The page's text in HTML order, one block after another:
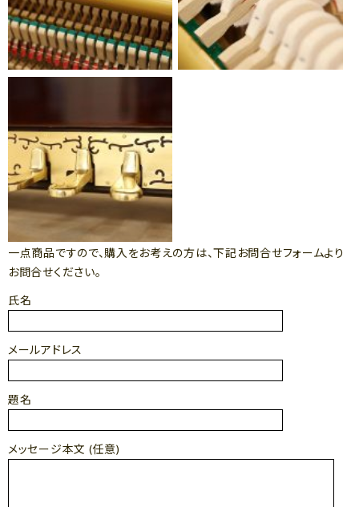
一点商品ですので、購入をお考えの方は、下記お問合せフォームより
お問合せください。
氏名
メールアドレス
題名
メッセージ本文 (任意)